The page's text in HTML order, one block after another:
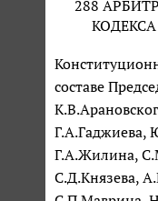
288
составе
Г.А.Жилина,
С.Д.Князева,